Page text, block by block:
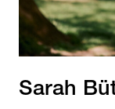
Sarah